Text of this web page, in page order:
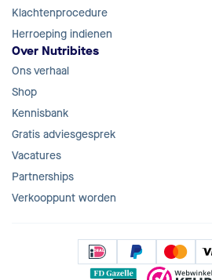
Klachtenprocedure
Herroeping indienen
Over Nutribites
Ons verhaal
Shop
Kennisbank
Gratis adviesgesprek
Vacatures
Partnerships
Verkooppunt worden